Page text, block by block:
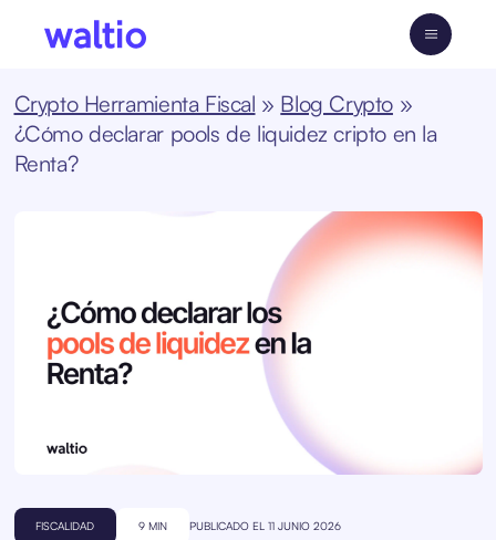
Crypto Herramienta Fiscal » Blog Crypto»
¿Cómo declarar pools de liquidez cripto en la
Renta?
FISCALIDAD 9 MIN PUBLICADO EL 11 JUNIO 2026